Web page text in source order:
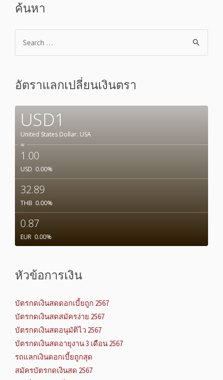
ค้นหา
อัตราแลกเปลี่ยนเงินตรา
USD1
United States Dollar. USA
=
1.00
USD 0.00%
32.89
THB 0.00%
0.87
EUR 0.00%
หัวข้อการเงิน
บัตรกดเงินสดดอกเบี้ยถูก 2567
บัตรกดเงินสดสมัครง่าย 2567
บัตรกดเงินสดอนุมัติไว 2567
บัตรกดเงินสดอายุงาน 3 เดือน 2567
รถแลกเงินดอกเบี้ยถูกสุด
สมัครบัตรกดเงินสด 2567